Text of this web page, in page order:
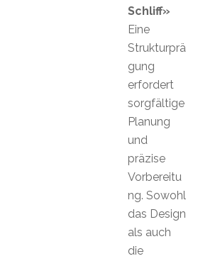
Schliff»
Eine
Strukturprä
gung
erfordert
sorgfältige
Planung
und
präzise
Vorbereitu
ng. Sowohl
das Design
als auch
die